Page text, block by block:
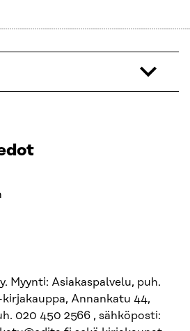
Myynti: Asiakaspalvelu, puh.
Annankatu 44,
020 450 2566 , sähköposti: